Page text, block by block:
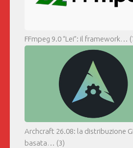
FFmpeg 9.0 “Lei”: il framework…
Archcraft 26.08: la distribuzione
basata… (3)